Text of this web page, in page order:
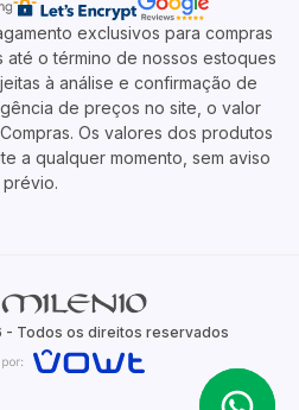
exclusivos para compras
até o término de nossos estoques
à análise e confirmação de
de preços no site, o valor
Os valores dos produtos
a qualquer momento, sem aviso
prévio.
Todos os direitos reservados